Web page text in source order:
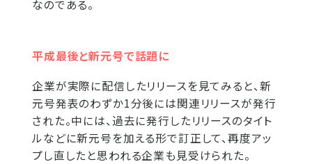
なのである。
平成最後と新元号で話題に
企業が実際に配信したリリースを見てみると、新
元号発表のわずか1分後には関連リリースが発行
された。中には、過去に発行したリリースのタイト
ルなどに新元号を加える形で訂正して、再度アッ
プし直したと思われる企業も見受けられた。